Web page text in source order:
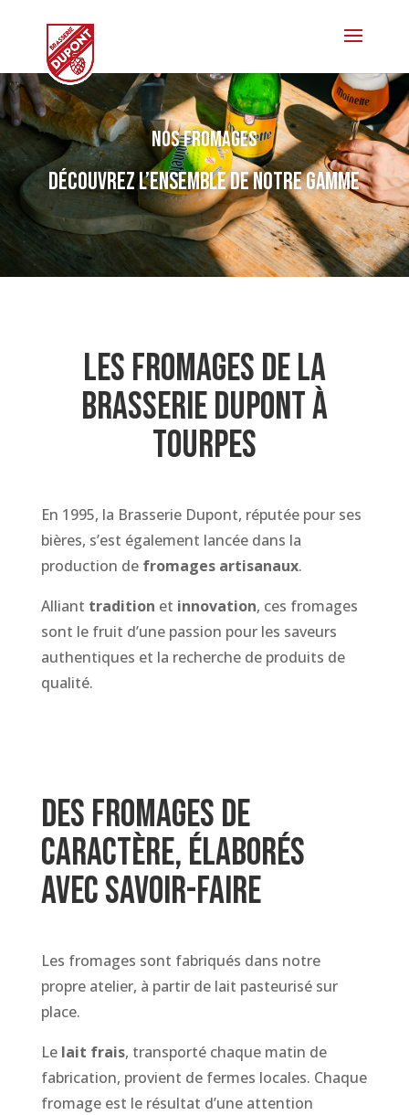
Nos fromages
Découvrez l’ensemble de notre gamme
Les fromages de la
brasserie dupont à
tourpes
En 1995, la Brasserie Dupont, réputée pour ses
bières, s’est également lancée dans la
production de fromages artisanaux.
Alliant tradition et innovation, ces fromages
sont le fruit d’une passion pour les saveurs
authentiques et la recherche de produits de
qualité.
Des fromages de
caractère, élaborés
avec savoir-faire
Les fromages sont fabriqués dans notre
propre atelier, à partir de lait pasteurisé sur
place.
Le lait frais, transporté chaque matin de
fabrication, provient de fermes locales. Chaque
fromage est le résultat d’une attention